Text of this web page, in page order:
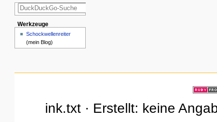
Werkzeuge
Schockwellenreiter
(mein Blog)
ink.txt · Erstellt: keine